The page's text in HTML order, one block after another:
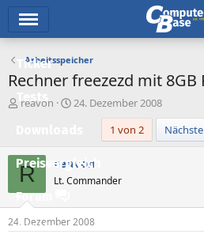
Ticker
Preisvergleich
Forum
Aktuelles
Arbeitsspeicher
Rechner freezezd mit 8GB
E
e
e
reavon
E
e
l
a
m
24. Dezember 2008
1 von 2
Nächste
R reavon
Lt. Commander
24. Dezember 2008